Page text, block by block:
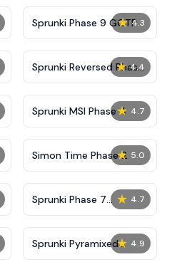
★ 4.3
Sprunki Phase 9 GGTP
★ 4.4
Sprunki Reversed Phase
3 Definitive
★ 4.7
Sprunki MSI Phase 4
★ 5.0
Simon Time Phase 2
★ 4.7
Sprunki Phase 7
Definitive (Fanmade)
★ 4.9
Sprunki Pyramixed
Phase 2 Remake